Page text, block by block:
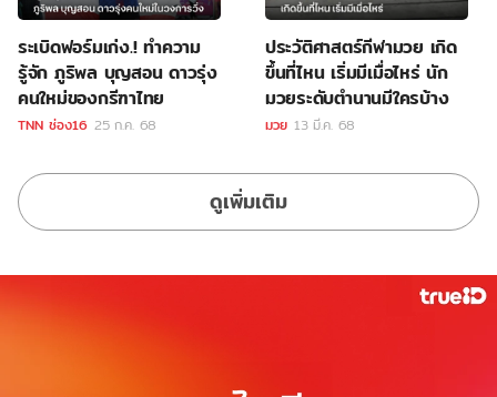
ระเบิดฟอร์มเก่ง.! ทำความ
รู้จัก ภูริพล บุญสอน ดาวรุ่ง
คนใหม่ของกรีฑาไทย
TNN ช่อง16 25 ก.ค. 68
ประวัติศาสตร์กีฬามวย เกิด
ขึ้นที่ไหน เริ่มมีเมื่อไหร่ นัก
มวยระดับตำนานมีใครบ้าง
มวย 13 มี.ค. 68
ดูเพิ่มเติม